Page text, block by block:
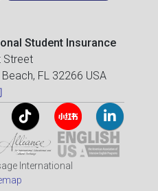
Student Insurance
Street
FL 32266 USA
International